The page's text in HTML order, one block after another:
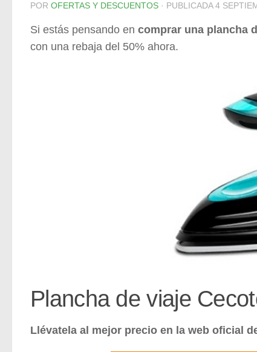
POR OFERTAS Y DESCUENTOS · PUBLICADA4
Si estás pensando en comprar una plancha
con una rebaja del 50% ahora.
Plancha de viaje
Llévatela al mejor precio en la web oficial